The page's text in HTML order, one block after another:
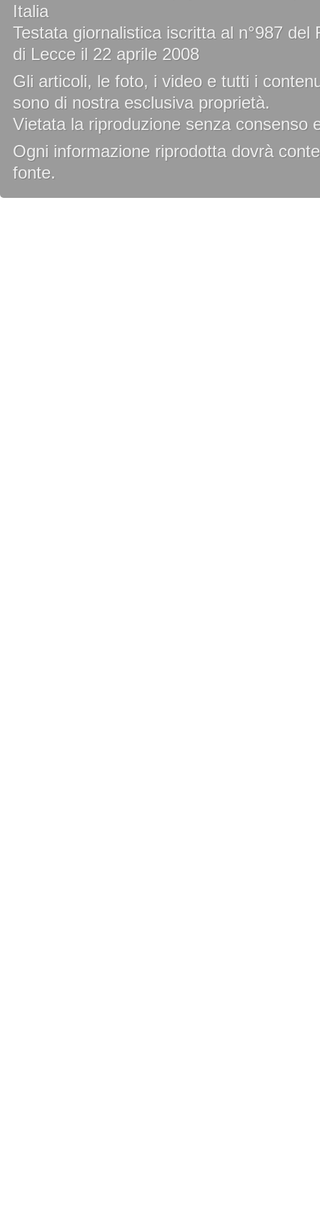
Italia
Testata giornalistica iscritta al n°987
di Lecce il 22 aprile 2008
Gli articoli, le foto, i video e tutti i
sono di nostra esclusiva proprietà.
Vietata la riproduzione senza consenso
Ogni informazione riprodotta dovrà
fonte.